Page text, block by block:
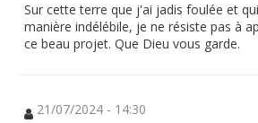
Sur cette terre que j'ai jadis foulée et
manière indélébile, je ne résiste pas à
ce beau projet. Que Dieu vous garde.
21/07/2024 - 14:30